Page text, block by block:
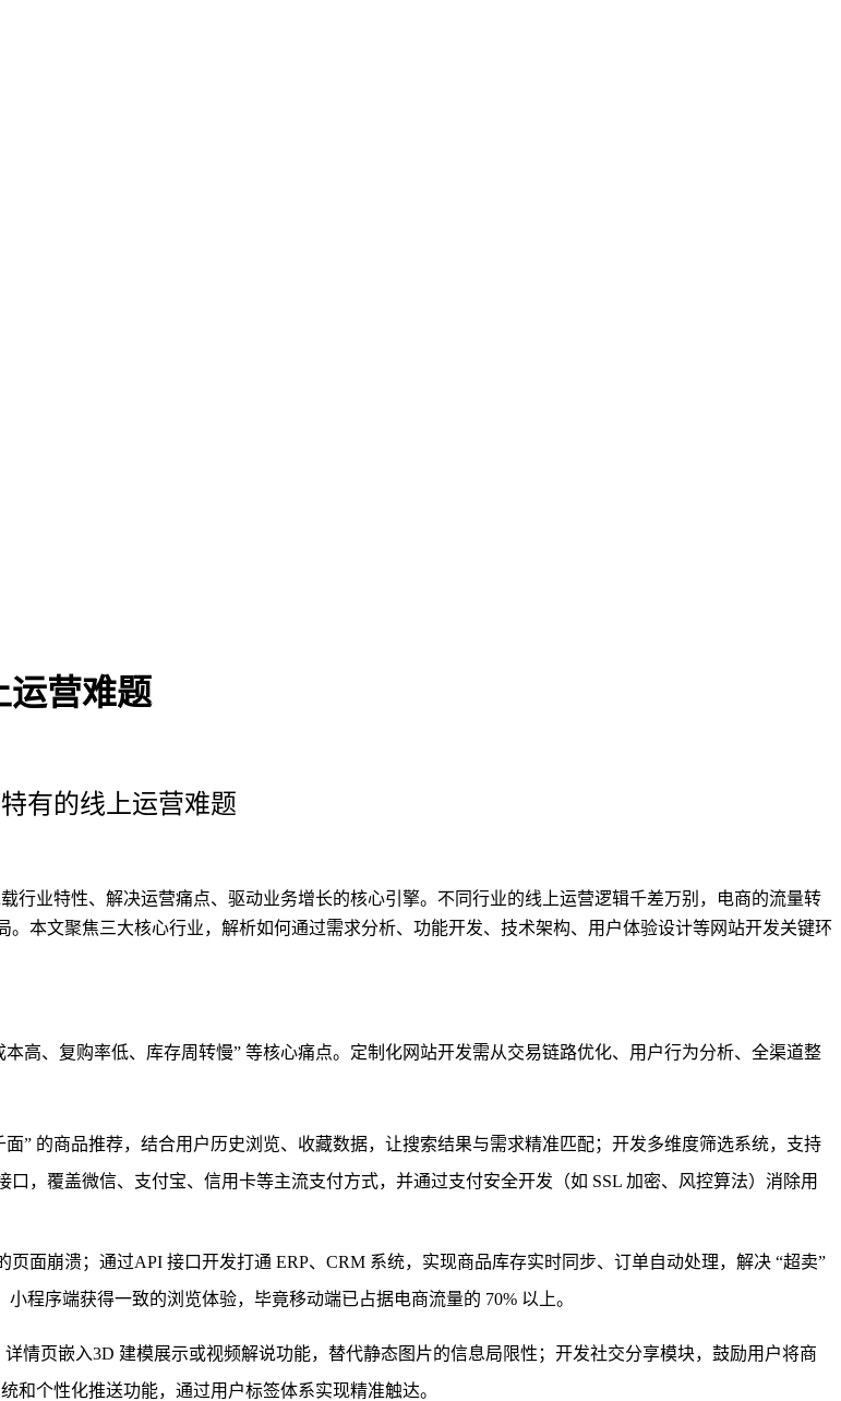
运营难题
有的线上运营难题
行业特性、解决运营痛点、驱动业务增长的核心引擎。不同行业的线上运营逻辑千差万别，电商的流量转
。本文聚焦三大核心行业，解析如何通过需求分析、功能开发、技术架构、用户体验设计等网站开发关键环
高、复购率低、库存周转慢” 等核心痛点。定制化网站开发需从交易链路优化、用户行为分析、全渠道整
面” 的商品推荐，结合用户历史浏览、收藏数据，让搜索结果与需求精准匹配；开发多维度筛选系统，支持
口 ，覆盖微信、支付宝、信用卡等主流支付方式，并通过支付安全开发 （如 SSL 加密、风控算法）消除用
页面崩溃；通过API 接口开发打通 ERP、CRM 系统，实现商品库存实时同步、订单自动处理，解决 “超卖”
程序端获得一致的浏览体验，毕竟移动端已占据电商流量的 70% 以上。
情页嵌入3D 建模展示或视频解说功能，替代静态图片的信息局限性；开发社交分享模块，鼓励用户将商
和个性化推送功能，通过用户标签体系实现精准触达。